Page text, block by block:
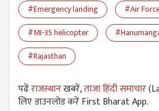
#Emergency landing
#Air
#MI-35 helicopter
#Rajasthan
पढेंराजस्थानखबरें,ताजा हिंदी समाचार
लिए डाउनलोड करें First Bharat App.